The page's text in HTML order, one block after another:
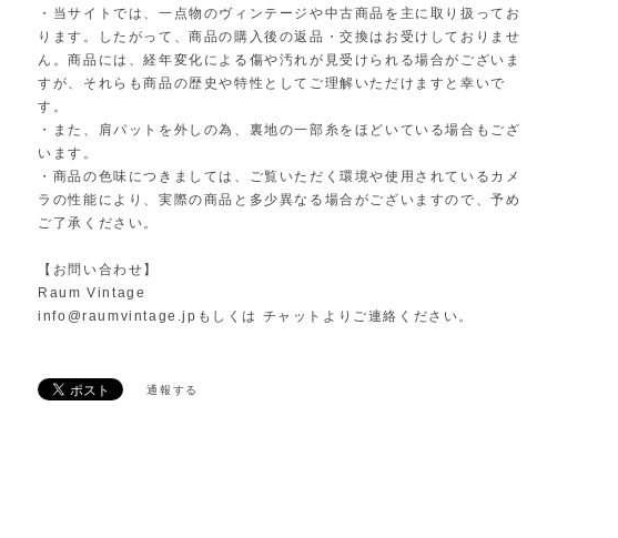
・当サイトでは、一点物のヴィンテージや中古商品を主に取り扱ってお
ります。したがって、商品の購入後の返品・交換はお受けしておりませ
ん。商品には、経年変化による傷や汚れが見受けられる場合がございま
すが、それらも商品の歴史や特性としてご理解いただけますと幸いで
す。
・また、肩パットを外しの為、裏地の一部糸をほどいている場合もござ
います。
・商品の色味につきましては、ご覧いただく環境や使用されているカメ
ラの性能により、実際の商品と多少異なる場合がございますので、予め
ご了承ください。
【お問い合わせ】
Raum Vintage
info@raumvintage.jp もしくは チャットよりご連絡ください。
通報する